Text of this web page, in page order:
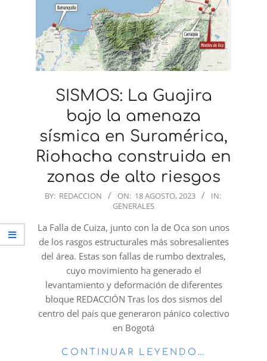
SISMOS: La Guajira
bajo la amenaza
sísmica en Suramérica,
Riohacha construida en
zonas de alto riesgos
2023-
18
BY: REDACCION ON: 18 AGOSTO, 2023
IN:
GENERALES
La Falla de Cuiza, junto con la de Oca son unos
de los rasgos estructurales más sobresalientes
del área. Estas son fallas de rumbo dextrales,
cuyo movimiento ha generado el
levantamiento y deformación de diferentes
bloque REDACCIÓN Tras los dos sismos del
centro del país que generaron pánico colectivo
en Bogotá
CONTINUAR LEYENDO…